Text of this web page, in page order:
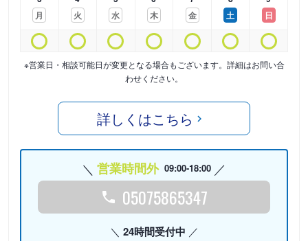
月
火
水
木
金
土
日
※営業日・相談可能日が変更となる場合もございます。詳細はお問い合
わせください。
詳しくはこちら
営業時間外 09:00-18:00
05075865347
24時間受付中